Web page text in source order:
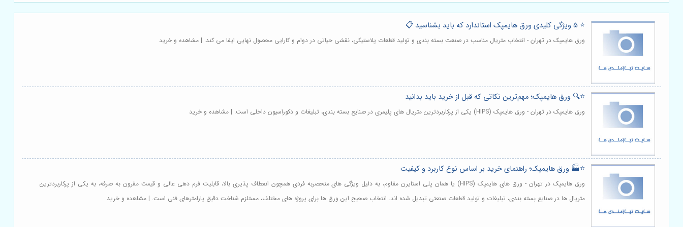
⭐️ ۵ ویژگی کلیدی ورق هایمپک استاندارد که باید بشناسید 📋
ورق هایمپک در تهران - انتخاب متریال مناسب در صنعت بسته بندی و تولید قطعات پلاستیکی، نقشی حیاتی در دوام و کارایی محصول نهایی ایفا می کند. | مشاهده و خرید
⭐️🔍 ورق هایمپک؛ مهم‌ترین نکاتی که قبل از خرید باید بدانید
ورق هایمپک در تهران - ورق هایمپک (HIPS) یکی از پرکاربردترین متریال های پلیمری در صنایع بسته بندی، تبلیغات و دکوراسیون داخلی است. | مشاهده و خرید
⭐️🏭 ورق هایمپک؛ راهنمای خرید بر اساس نوع کاربرد و کیفیت
ورق هایمپک در تهران - ورق های هایمپک (HIPS) یا همان پلی استایرن مقاوم، به دلیل ویژگی های منحصربه فردی همچون انعطاف پذیری بالا، قابلیت فرم دهی عالی و قیمت مقرون به صرفه، به یکی از پرکاربردترین
متریال ها در صنایع بسته بندی، تبلیغات و تولید قطعات صنعتی تبدیل شده اند. انتخاب صحیح این ورق ها برای پروژه های مختلف، مستلزم شناخت دقیق پارامترهای فنی است. | مشاهده و خرید